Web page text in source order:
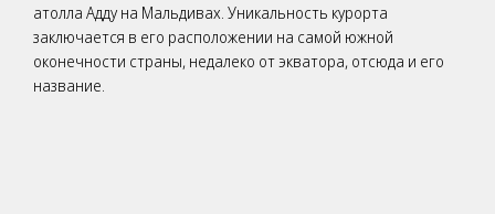
атолла Адду на Мальдивах. Уникальность курорта
заключается в его расположении на самой южной
оконечности страны, недалеко от экватора, отсюда и его
название.